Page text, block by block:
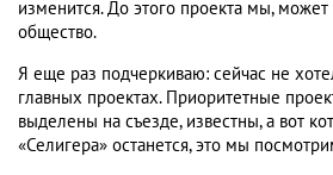
изменится. До этого проекта мы,
общество.
Я еще раз подчеркиваю: сейчас не
главных проектах. Приоритетные
выделены на съезде, известны, а вот
«Селигера» останется, это мы